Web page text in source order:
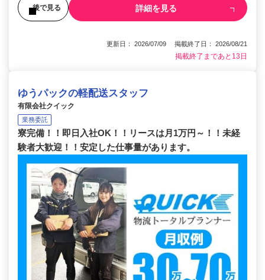
後で見る 詳細を見る
更新日： 2026/07/09 掲載終了日： 2026/08/21
掲載終了まであと13日
ゆうパックの軽配送スタッフ
有限会社クイック
業務委託
寮完備！！即日入社OK！！リースは月1万円～！！未経
験者大歓迎！！安定した仕事量があります。